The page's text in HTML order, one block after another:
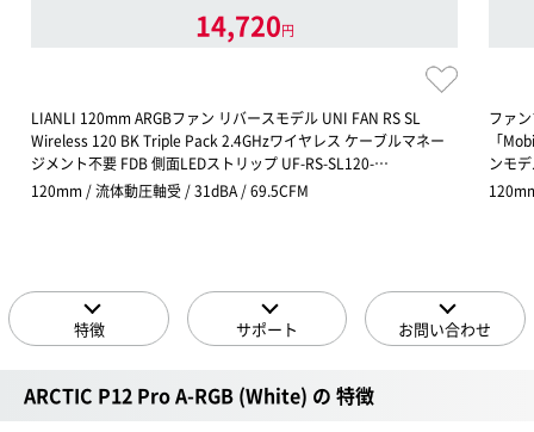
14,720円
LIANLI 120mm ARGBファン リバースモデル UNI FAN RS SL
Wireless 120 BK Triple Pack 2.4GHzワイヤレス ケーブルマネー
ジメント不要 FDB 側面LEDストリップ UF-RS-SL120-…
120mm / 流体動圧軸受 / 31dBA / 69.5CFM
ファ
「
ンモ
特徴 サポート お問い合わせ
ARCTIC P12 Pro A-RGB (White) の 特徴